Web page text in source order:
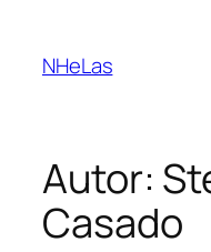
NHeLas
Autor:
Casado